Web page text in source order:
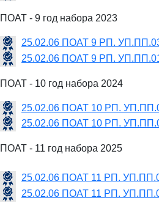
ПОАТ - 9 год набора 2023
25.02.06 ПОАТ 9 РП.
25.02.06 ПОАТ 9 РП.
ПОАТ - 10 год набора 2024
25.02.06 ПОАТ 10 РП.
25.02.06 ПОАТ 10 РП.
ПОАТ - 11 год набора 2025
25.02.06 ПОАТ 11 РП.
25.02.06 ПОАТ 11 РП.